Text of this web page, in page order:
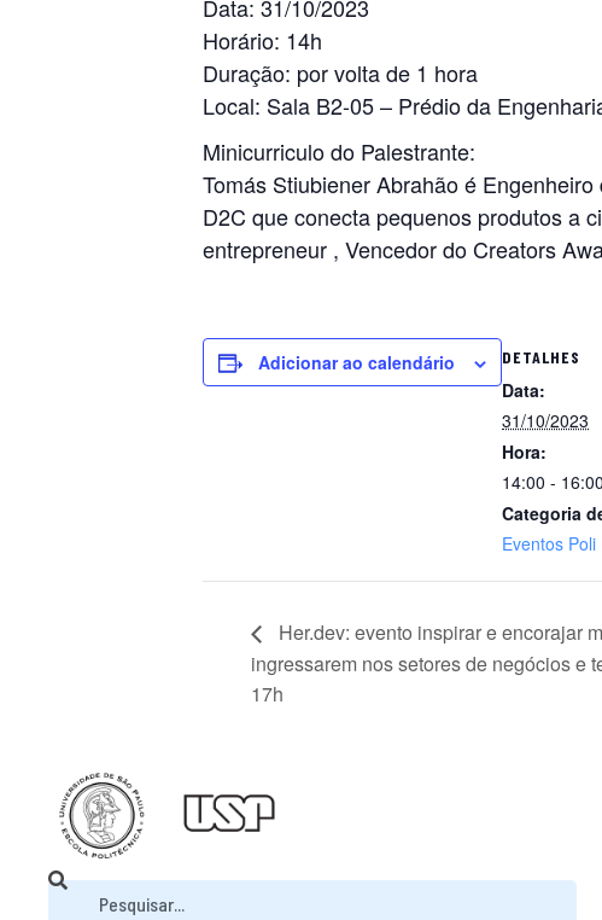
Data: 31/10/2023
Horário: 14h
Duração: por volta de 1 hora
Local: Sala B2-05 – Prédio da
Minicurriculo do Palestrante:
Tomás Stiubiener Abrahão é
D2C que conecta pequenos produtos a
entrepreneur , Vencedor do Creators
Adicionar ao calendário DETALHES
Data:
31/10/2023
Hora:
14:00 - 16:00
Categoria
Eventos Poli
Her.dev: evento inspirar e encorajar
ingressarem nos setores de negócios e
17h